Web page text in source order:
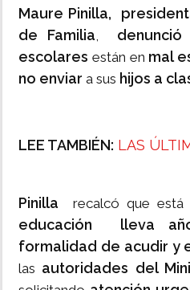
Maure Pinilla,
de Familia, denunció
escolares están en mal
no enviar a sus hijos a
LEE TAMBIÉN: LAS
Pinilla recalcó que está
educación
lleva
formalidad de acudir y
las autoridades del